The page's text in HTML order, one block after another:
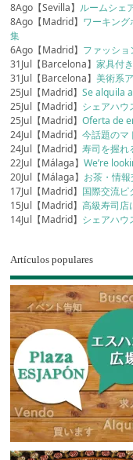
8Ago【Sevilla】 ルームシェ
8Ago【Madrid】 ワーキン
集
6Ago【Madrid】 ファッシ
31Jul【Barcelona】家具付
31Jul【Barcelona】美術系
25Jul【Madrid】Se alquila
25Jul【Madrid】 シェアハウ
25Jul【Madrid】Oferta de
24Jul【Madrid】今話題のマ
24Jul【Madrid】寿司を握れ
22Jul【Málaga】We’re
20Jul【Málaga】 お茶・情
17Jul【Madrid】 国際交流ピ
15Jul【Madrid】高級寿司店
14Jul【Madrid】 シェアハウ
Artículos populares